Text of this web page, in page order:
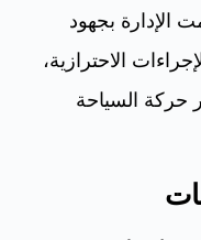
الإدارة بجهود
الاحترازية،
حركة السياحة